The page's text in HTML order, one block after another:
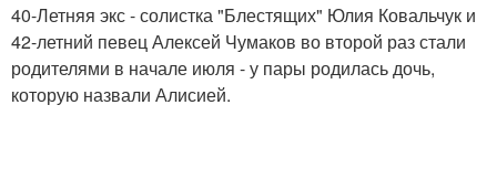
40-Летняя экс - солистка "Блестящих" Юлия Ковальчук и
42-летний певец Алексей Чумаков во второй раз стали
родителями в начале июля - у пары родилась дочь,
которую назвали Алисией.